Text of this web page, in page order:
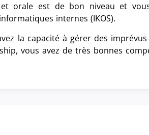
orale est de bon niveau et
internes (IKOS).
la capacité à gérer des
vous avez de très bonnes